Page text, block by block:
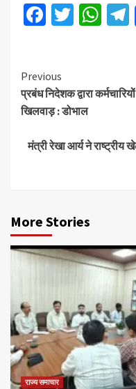
Continue
Reading
Previous
प्रबंध निदेशक द्वारा
खिलवाड़ : डोभाल
मंत्री रेखा आर्य ने राष्ट्रीय
More Stories
राज्य समाचार